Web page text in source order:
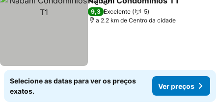
PartilharAdicionar aos favoritos
9,3 Excelente
5
a 2.2 km de Centro da cidade
Selecione as datas para ver os preços
exatos.
Ver preços